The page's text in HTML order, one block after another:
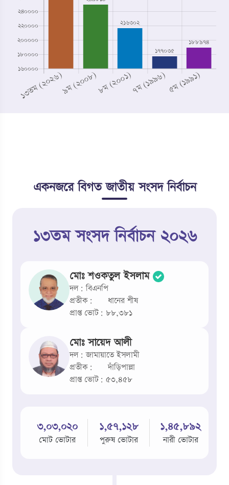
একনজরে বিগত জাতীয় সংসদ নির্বাচন
১৩তম সংসদ নির্বাচন ২০২৬
মোঃ শওকতুল ইসলাম
দল: বিএনপি
প্রতীক:
ধানের শীষ
প্রাপ্ত ভোট: ৮৮,৩৮১
মোঃ সায়েদ আলী
দল: জামায়াতে ইসলামী
প্রতীক:
দাঁড়িপাল্লা
প্রাপ্ত ভোট: ৫৩,৪৫৮
৩,০৩,০২০
মোট ভোটার
১,৫৭,১২৮
পুরুষ ভোটার
১,৪৫,৮৯২
নারী ভোটার